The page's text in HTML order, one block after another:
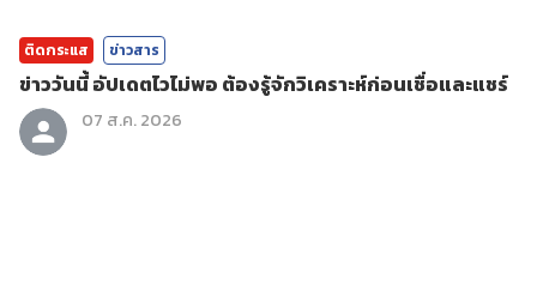
ติดกระแส ข่าวสาร
ข่าววันนี้ อัปเดตไวไม่พอ ต้องรู้จักวิเคราะห์ก่อนเชื่อและแชร์
07 ส.ค. 2026